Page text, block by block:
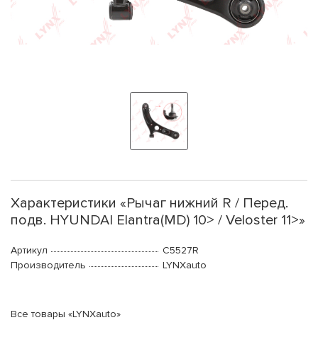
Характеристики «Рычаг нижний R / Перед.
подв. HYUNDAI Elantra(MD) 10> / Veloster 11>»
Артикул
C5527R
Производитель
LYNXauto
Все товары «LYNXauto»